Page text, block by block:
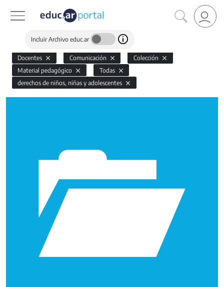
Incluir Archivo educ.ar
Docentes Comunicación
Colección
Material pedagógico
Todas
derechos de niños, niñas y adolescentes